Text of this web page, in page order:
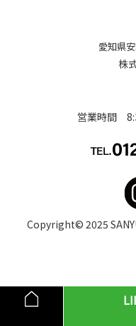
愛知県
株
営業時間
Copyright© 2025